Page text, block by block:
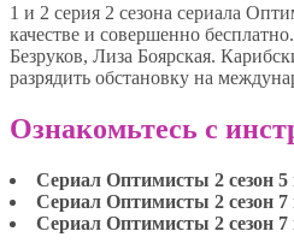
1 и 2 серия 2 сезона сериала
качестве и совершенно
Безруков, Лиза Боярская.
разрядить обстановку на
Ознакомьтесь с
Сериал Оптимисты 2 сезон 5
Сериал Оптимисты 2 сезон 7
Сериал Оптимисты 2 сезон 7